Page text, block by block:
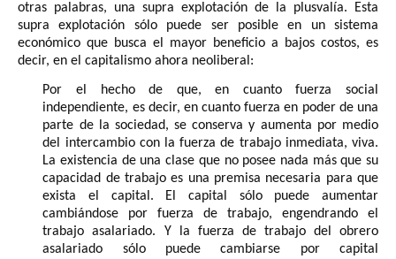
otras palabras, una supra explotación de la plusvalía. Esta
supra explotación sólo puede ser posible en un sistema
económico que busca el mayor beneficio a bajos costos, es
decir, en el capitalismo ahora neoliberal:
Por el hecho de que, en cuanto fuerza social
independiente, es decir, en cuanto fuerza en poder de una
parte de la sociedad, se conserva y aumenta por medio
del intercambio con la fuerza de trabajo inmediata, viva.
La existencia de una clase que no posee nada más que su
capacidad de trabajo es una premisa necesaria para que
exista el capital. El capital sólo puede aumentar
cambiándose por fuerza de trabajo, engendrando el
trabajo asalariado. Y la fuerza de trabajo del obrero
asalariado sólo puede cambiarse por capital